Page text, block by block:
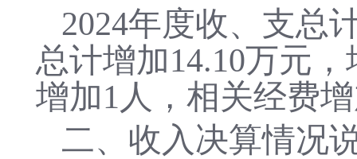
2024年度收、支总
总计增加14.10万元
增加1人，相关经费
二、收入决算情况